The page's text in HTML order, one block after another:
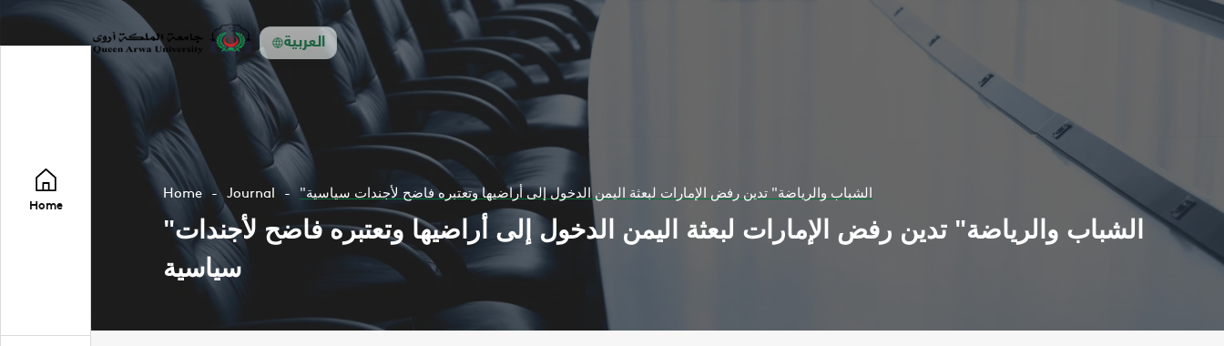
العربية
Home
Home Journal "الشباب والرياضة" تدين رفض الإمارات لبعثة اليمن الدخول إلى أراضيها وتعتبره فاضح لأجندات سياسية
"الشباب والرياضة" تدين رفض الإمارات لبعثة اليمن الدخول إلى أراضيها وتعتبره فاضح لأجندات
سياسية